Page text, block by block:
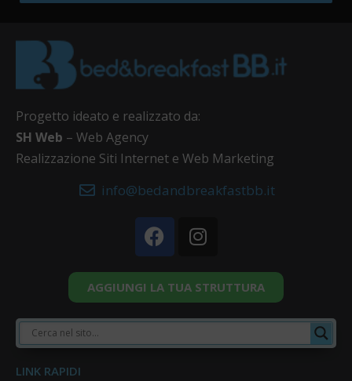
Progetto ideato e realizzato da:
SH Web – Web Agency
Realizzazione Siti Internet e Web Marketing
info@bedandbreakfastbb.it
AGGIUNGI LA TUA STRUTTURA
LINK RAPIDI